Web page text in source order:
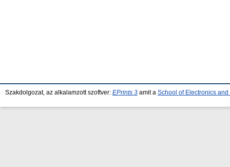
Szakdolgozat, az alkalamzott szoftver: EPrints 3 amit a School of Electronics